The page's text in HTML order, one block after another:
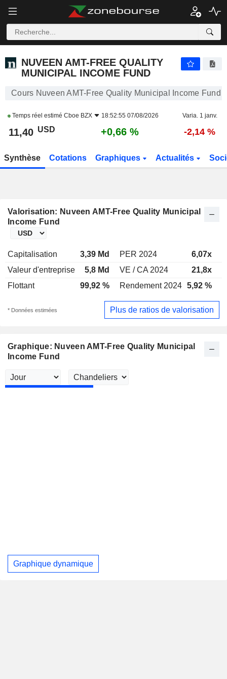
NUVEEN AMT-FREE QUALITY
MUNICIPAL INCOME FUND
Cours Nuveen AMT-Free Quality Municipal Income Fund
Temps réel estimé Cboe BZX 18:52:55 07/08/2026 Varia. 1 janv.
11,40 USD +0,66 % -2,14 %
Synthèse Cotations Graphiques Actualités
Valorisation: Nuveen AMT-Free Quality Municipal
Income Fund
Capitalisation 3,39 Md PER 2024 6,07x
Valeur d'entreprise
5,8 Md VE / CA 2024 21,8x
Flottant
99,92 % Rendement 2024 5,92 %
* Données estimées Plus de ratios de valorisation
Graphique: Nuveen AMT-Free Quality Municipal
Income Fund
Graphique dynamique